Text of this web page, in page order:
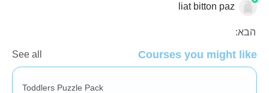
חשבון כפל מספרים
liat bitton paz
הבא:
Courses you might like
See all
Toddlers Puzzle Pack